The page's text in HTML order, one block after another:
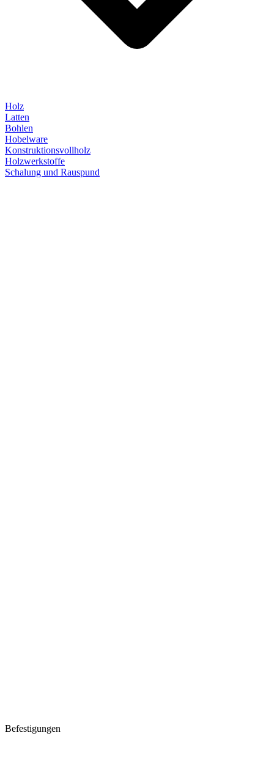
Holz
Latten
Bohlen
Hobelware
Konstruktionsvollholz
Holzwerkstoffe
Schalung und Rauspund
Befestigungen